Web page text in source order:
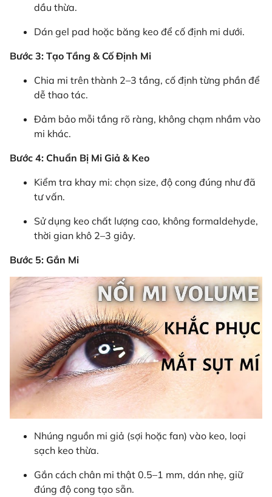
dầu thừa.
Dán gel pad hoặc băng keo để cố định mi dưới.
Bước 3: Tạo Tầng & Cố Định Mi
Chia mi trên thành 2–3 tầng, cố định từng phần để
dễ thao tác.
Đảm bảo mỗi tầng rõ ràng, không chạm nhầm vào
mi khác.
Bước 4: Chuẩn Bị Mi Giả & Keo
Kiểm tra khay mi: chọn size, độ cong đúng như đã
tư vấn.
Sử dụng keo chất lượng cao, không formaldehyde,
thời gian khô 2–3 giây.
Bước 5: Gắn Mi
Nhúng nguồn mi giả (sợi hoặc fan) vào keo, loại
sạch keo thừa.
Gắn cách chân mi thật 0.5–1 mm, dán nhẹ, giữ
đúng độ cong tạo sẵn.